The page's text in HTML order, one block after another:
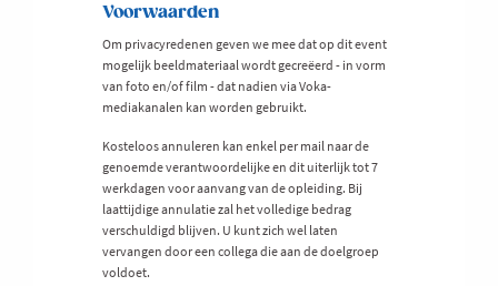
Voorwaarden
Om privacyredenen geven we mee dat op dit event
mogelijk beeldmateriaal wordt gecreëerd - in vorm
van foto en/of film - dat nadien via Voka-
mediakanalen kan worden gebruikt.
Kosteloos annuleren kan enkel per mail naar de
genoemde verantwoordelijke en dit uiterlijk tot 7
werkdagen voor aanvang van de opleiding. Bij
laattijdige annulatie zal het volledige bedrag
verschuldigd blijven. U kunt zich wel laten
vervangen door een collega die aan de doelgroep
voldoet.